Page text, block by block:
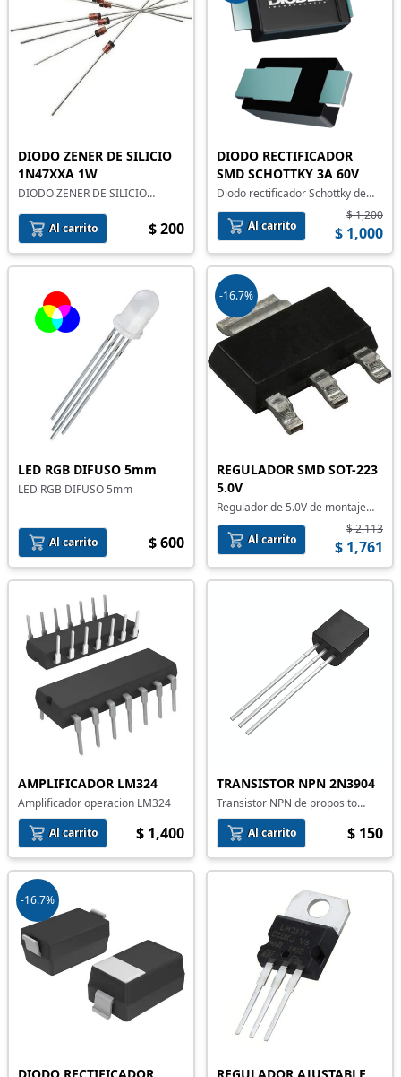
DIODO ZENER DE SILICIO
1N47XXA 1W
DIODO ZENER DE SILICIO
Al carrito
$ 200
DIODO RECTIFICADOR
SMD SCHOTTKY 3A 60V
Diodo rectificador Schottky de
montaje superficial
Al carrito
$ 1,200
$ 1,000
LED RGB DIFUSO 5mm
LED RGB DIFUSO 5mm
Al carrito $ 600
-16.7%
REGULADOR SMD SOT-223
5.0V
Regulador de 5.0V de montaje
superficial
Al carrito
$ 2,113
$ 1,761
AMPLIFICADOR LM324
Amplificador operacion LM324
Al carrito
$ 1,400
TRANSISTOR NPN 2N3904
Transistor NPN de proposito
general 2N3904
Al carrito
$ 150
-16.7%